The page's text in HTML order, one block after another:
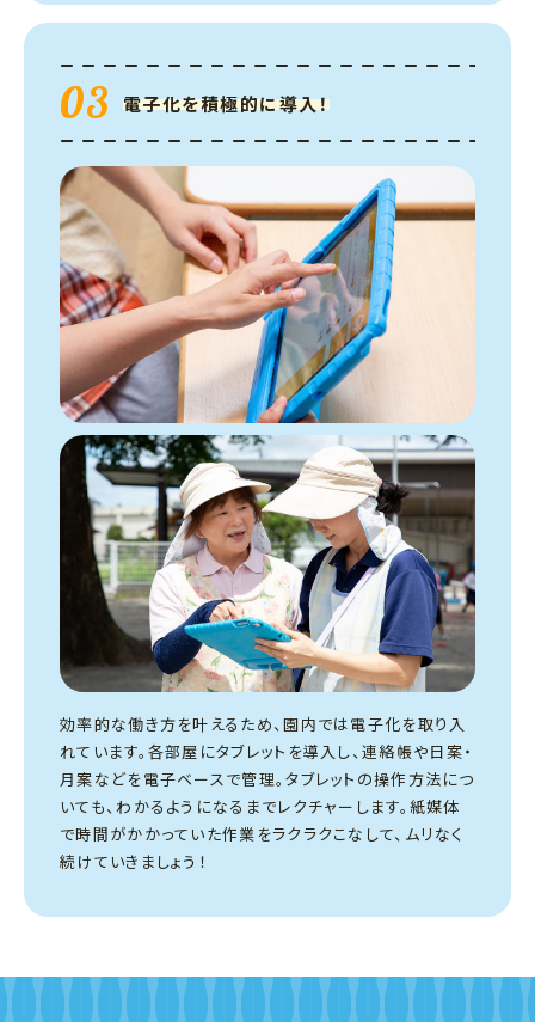
03 電子化を積極的に導入！
効率的な働き方を叶えるため、園内では電子化を取り入
れています。各部屋にタブレットを導入し、連絡帳や日案・
月案などを電子ベースで管理。タブレットの操作方法につ
いても、わかるようになるまでレクチャーします。紙媒体
で時間がかかっていた作業をラクラクこなして、ムリなく
続けていきましょう！